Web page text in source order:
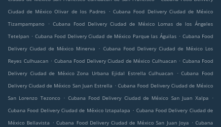
Ciudad de México Olivar de los Padres . Cubana Food Delivery Ciudad de México
Tizampampano
. Cubana Food Delivery Ciudad de México Lomas de los Ángeles
Tetelpan . Cubana Food Delivery Ciudad de México Parque las Águilas . Cubana Food
Delivery Ciudad de México Minerva
. Cubana Food Delivery Ciudad de México Los
Reyes Culhuacan . Cubana Food Delivery Ciudad de México Culhuacan . Cubana Food
Delivery Ciudad de México Zona Urbana Ejidal Estrella Culhuacan
. Cubana Food
Delivery Ciudad de México San Juan Estrella . Cubana Food Delivery Ciudad de México
San Lorenzo Tezonco . Cubana Food Delivery Ciudad de México San Juan Xalpa
.
Cubana Food Delivery Ciudad de México Iztapalapa . Cubana Food Delivery Ciudad de
México Bellavista . Cubana Food Delivery Ciudad de México San Juan Joya . Cubana